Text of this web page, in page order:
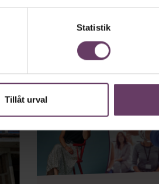
Statistik
Tillåt urval